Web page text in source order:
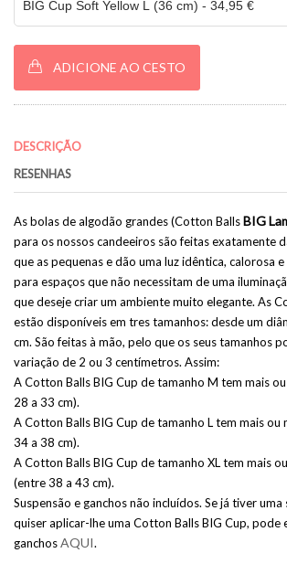
ADICIONE AO CESTO
DESCRIÇÃO
RESENHAS
As bolas de algodão grandes (Cotton BallsBIG
para os nossos candeeiros são feitas exatamente
que as pequenas e dão uma luz idêntica, calorosa
para espaços que não necessitam de uma
que deseje criar um ambiente muito elegante. As
estão disponíveis em tres tamanhos: desde um
cm. São feitas à mão, pelo que os seus tamanhos
variação de 2 ou 3 centímetros. Assim:
A Cotton Balls BIG Cup de tamanho M tem mais
28 a 33 cm).
A Cotton Balls BIG Cup de tamanho L tem mais ou
34 a 38 cm).
A Cotton Balls BIG Cup de tamanho XL tem mais
(entre 38 a 43 cm).
Suspensão e ganchos não incluídos. Se já tiver
quiser aplicar-lhe uma Cotton Balls BIG Cup, pode
ganchosAQUI.